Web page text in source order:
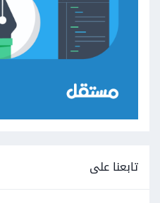
تابعنا على